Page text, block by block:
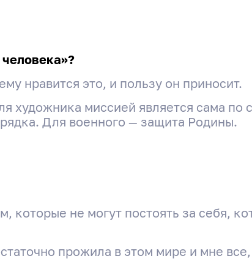
нравится это, и пользу он приносит.
художника миссией является сама по
Для военного — защита Родины.
не могут постоять за себя,
прожила в этом мире и мне все,